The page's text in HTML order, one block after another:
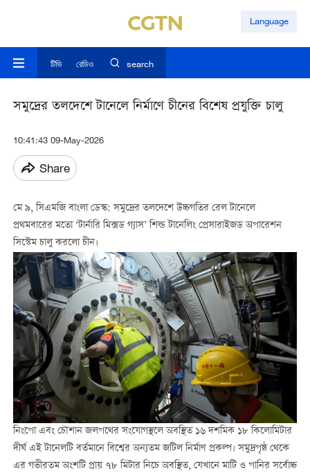
Language
টিভি রেডিও search
সমুদ্রের তলদেশে টানেলে নির্মাণে চীনের বিশেষ প্রযুক্তি চালু
10:41:43 09-May-2026
Share
মে ৯, সিএমজি বাংলা ডেস্ক: সমুদ্রের তলদেশে উচ্চগতির রেল টানেলে
প্রথমবারের মতো ‘টার্নারি মিক্সড গ্যাস’ শিল্ড টানেলিং প্রেসারাইজড অপারেশন
সিস্টেম চালু করলো চীন।
নিংপো এবং চৌশান জলপথের সংযোগস্থলে অবস্থিত ১৬ দশমিক ১৮ কিলোমিটার
দীর্ঘ এই টানেলটি বর্তমানে বিশ্বের অন্যতম জটিল নির্মাণ প্রকল্প। সমুদ্রপৃষ্ঠ থেকে
এর গভীরতম অংশটি প্রায় ৭৮ মিটার নিচে অবস্থিত, যেখানে মাটি ও পানির সর্বোচ্চ